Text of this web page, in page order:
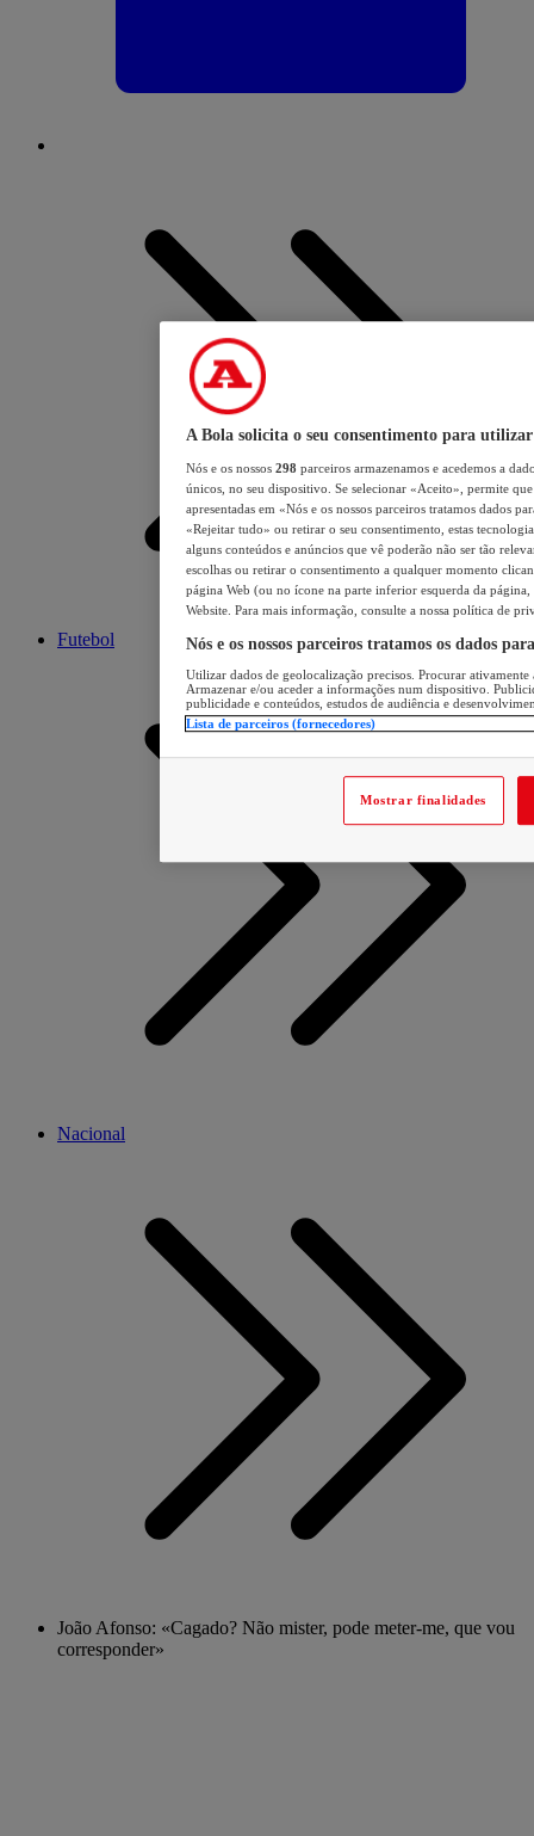
Futebol
Nacional
João Afonso: «Cagado? Não mister, pode meter-me, que vou
corresponder»
A Bola solicita o seu consentimento para utilizar
Nós e os nossos 298 parceiros armazenamos e acedemos a
únicos, no seu dispositivo. Se selecionar «Aceito», permite
apresentadas em «Nós e os nossos parceiros tratamos dados
«Rejeitar tudo» ou retirar o seu consentimento, estas
alguns conteúdos e anúncios que vê poderão não ser tão
escolhas ou retirar o consentimento a qualquer momento
página Web (ou no ícone na parte inferior esquerda da página,
Website. Para mais informação, consulte a nossa política de
Nós e os nossos parceiros tratamos os dados
Utilizar dados de geolocalização precisos. Procurar
Armazenar e/ou aceder a informações num dispositivo.
publicidade e conteúdos, estudos de audiência e
Lista de parceiros (fornecedores)
Mostrar finalidades